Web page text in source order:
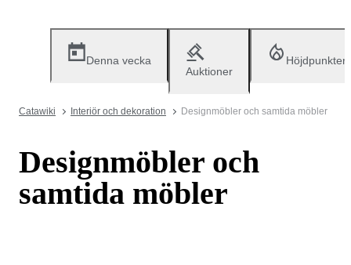
Denna vecka
Auktioner
Höjdpunkter
Catawiki Interiör och dekoration Designmöbler och samtida möbler
Designmöbler och
samtida möbler